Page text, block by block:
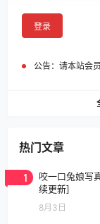
登录
公告： 请本站会员第一时
热门文章
1
咬一口兔娘写
续更新]
8月3日